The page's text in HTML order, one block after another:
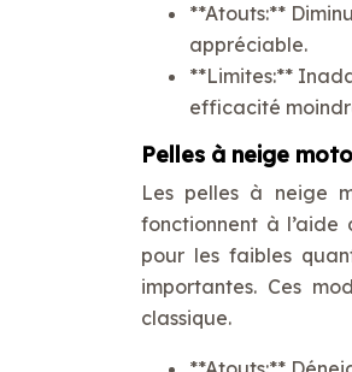
**Atouts:**
appréciable.
**Limites:**
efficacité
Pelles à neige
Les pelles à neige
fonctionnent à l’aide
pour les faibles
importantes. Ces
classique.